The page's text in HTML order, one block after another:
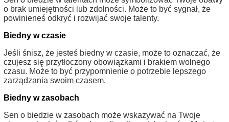
o brak umiejętności lub zdolności. Może to być sygnał, że
powinieneś odkryć i rozwijać swoje talenty.
Biedny w czasie
Jeśli śnisz, że jesteś biedny w czasie, może to oznaczać, że
czujesz się przytłoczony obowiązkami i brakiem wolnego
czasu. Może to być przypomnienie o potrzebie lepszego
zarządzania swoim czasem.
Biedny w zasobach
Sen o biedzie w zasobach może wskazywać na Twoje